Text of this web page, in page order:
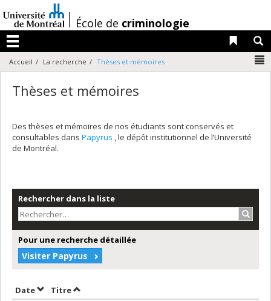
au
contenu
/École de criminologie
Menu
Liens
Accueil La recherche Thèses et mémoires
Thèses et mémoires
Des thèses et mémoires de nos étudiants sont conservés et
consultables dans Papyrus , le dépôt institutionnel de l’Université
de Montréal.
Rechercher dans la liste
Pour une recherche détaillée
Visiter Papyrus
DateTrier par date en ordre décroissant
TitreTrier par titre en ordre décroissant